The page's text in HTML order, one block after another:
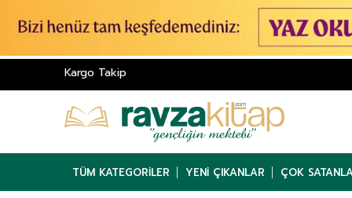
Kargo Takip
TÜM KATEGORILER YENI ÇIKANLAR ÇOK